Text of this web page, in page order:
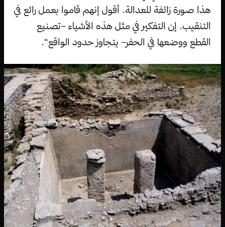
هذا صورة زائفة للعدالة. أقول إنهم قاموا بعمل رائع في
التنقيب. إن التفكير في مثل هذه الأشياء –تصنيع
القطع ووضعها في الحفر– يتجاوز حدود الواقع“.